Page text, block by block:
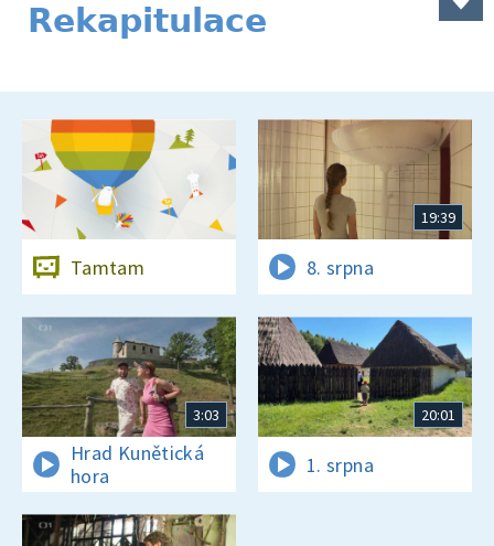
Rekapitulace
Tamtam
19:39
8. srpna
3:03
Hrad Kunětická
hora
20:01
1. srpna